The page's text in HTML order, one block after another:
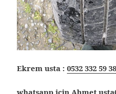
Ekrem usta :0532 332 59 38